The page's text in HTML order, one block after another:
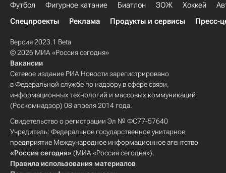
Футбол Фигурное катание Биатлон ЗОЖ Хоккей
Спецпроекты
Реклама Продукты и сервисы Пресс-
Версия 2023.1 Beta
© 2026 МИА «Россия сегодня»
Вакансии
Сетевое издание РИА Новости зарегистрировано
в Федеральной службе по надзору в сфере связи,
информационных технологий и массовых коммуникаций
(Роскомнадзор) 08 апреля 2014 года.
Свидетельство о регистрации Эл № ФС77-57640
Учредитель: Федеральное государственное унитарное
предприятие Международное информационное агентство
«Россия сегодня» (МИА «Россия сегодня»).
Правила использования материалов